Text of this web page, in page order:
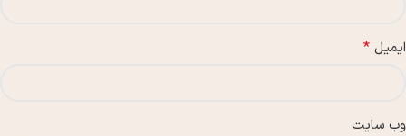
ایمیل *
وب‌ سایت